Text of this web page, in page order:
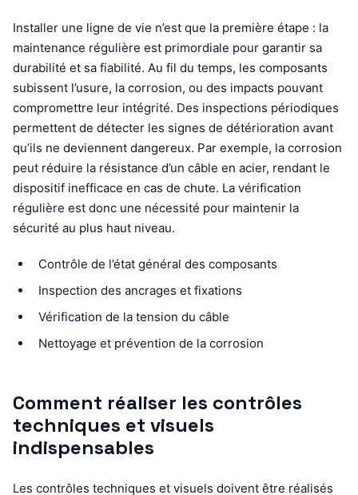
Installer une ligne de vie n’est que la première étape : la
maintenance régulière est primordiale pour garantir sa
durabilité et sa fiabilité. Au fil du temps, les composants
subissent l’usure, la corrosion, ou des impacts pouvant
compromettre leur intégrité. Des inspections périodiques
permettent de détecter les signes de détérioration avant
qu’ils ne deviennent dangereux. Par exemple, la corrosion
peut réduire la résistance d’un câble en acier, rendant le
dispositif inefficace en cas de chute. La vérification
régulière est donc une nécessité pour maintenir la
sécurité au plus haut niveau.
Contrôle de l’état général des composants
Inspection des ancrages et fixations
Vérification de la tension du câble
Nettoyage et prévention de la corrosion
Comment réaliser les contrôles
techniques et visuels
indispensables
Les contrôles techniques et visuels doivent être réalisés